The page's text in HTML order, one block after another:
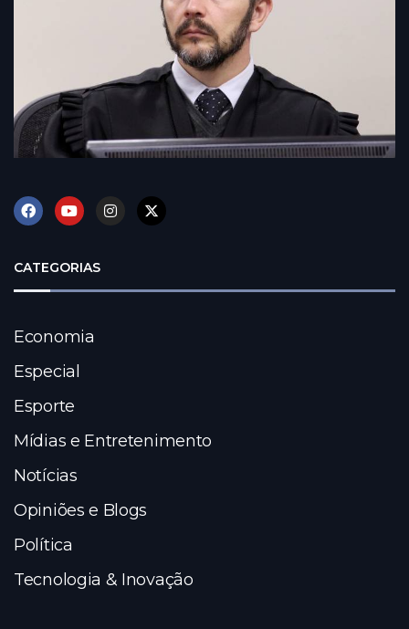
CATEGORIAS
Economia
Especial
Esporte
Mídias e Entretenimento
Notícias
Opiniões e Blogs
Política
Tecnologia & Inovação